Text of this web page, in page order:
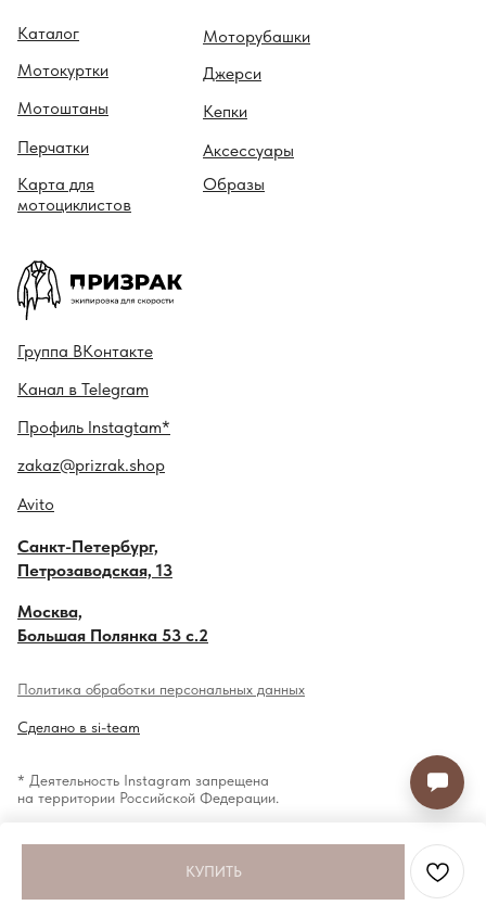
КУПИТЬ
Политика обработки персональных данных
Сделано в si-team
Каталог
Мотокуртки
Мотоштаны
Перчатки
Карта для
мотоциклистов
Моторубашки
Образы
Джерси
Кепки
Аксессуары
Канал в Telegram
* Деятельность Instagram запрещена
на территории Российской Федерации.
Профиль Instagtam*
Гру ппа ВКонтакте
zakaz@prizrak.shop
Москва,
Большая Полянка 53 с.2
Санкт-Петербург,
Петрозаводская, 13
Avito